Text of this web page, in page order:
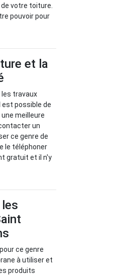
votre toiture.
pouvoir pour
et la
les travaux
possible de
meilleure
un
ce genre de
le téléphoner
gratuit et il n'y
ce genre
à utiliser et
produits